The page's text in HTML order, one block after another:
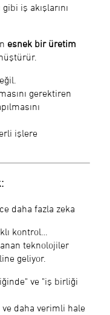
iş akışlarını
esnek bir üretim
gerektiren
işlere
daha fazla zeka
kontrol…
teknolojiler
geliyor.
ve "iş birliği
daha verimli hale